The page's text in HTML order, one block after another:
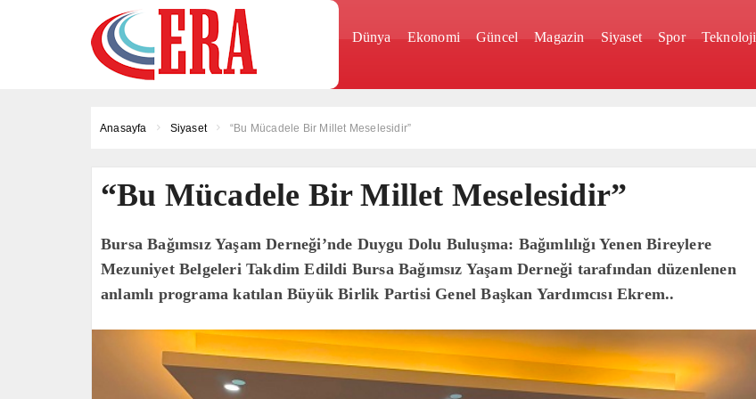
Dünya Ekonomi Güncel Magazin Siyaset Spor Teknoloji
Anasayfa Siyaset “Bu Mücadele Bir Millet Meselesidir”
“Bu Mücadele Bir Millet Meselesidir”
Bursa Bağımsız Yaşam Derneği’nde Duygu Dolu Buluşma: Bağımlılığı Yenen Bireylere
Mezuniyet Belgeleri Takdim Edildi Bursa Bağımsız Yaşam Derneği tarafından düzenlenen
anlamlı programa katılan Büyük Birlik Partisi Genel Başkan Yardımcısı Ekrem..